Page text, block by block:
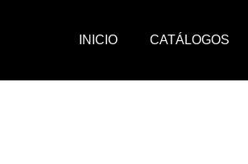
INICIO CATÁLOGOS